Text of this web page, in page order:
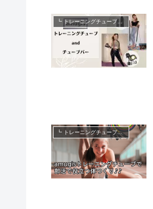
┗ トレーニングチューブ動画
┗ トレーニングチューブ動画